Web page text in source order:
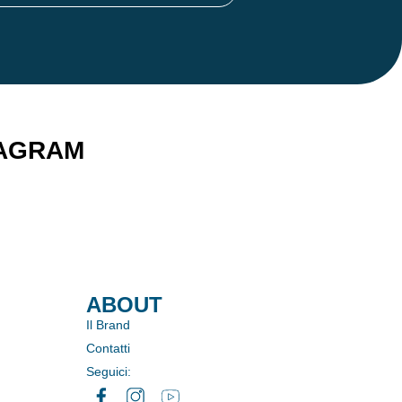
ABOUT
Il Brand
Contatti
Seguici: